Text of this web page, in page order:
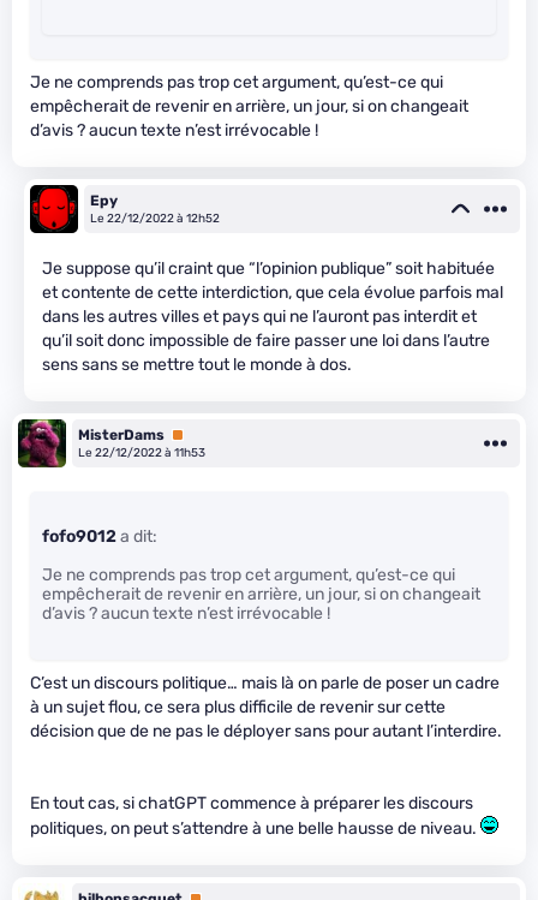
Je ne comprends pas trop cet argument, qu’est-ce qui
empêcherait de revenir en arrière, un jour, si on changeait
d’avis ? aucun texte n’est irrévocable !
Epy
Le 22/12/2022 à 12h52
Je suppose qu’il craint que “l’opinion publique” soit habituée
et contente de cette interdiction, que cela évolue parfois mal
dans les autres villes et pays qui ne l’auront pas interdit et
qu’il soit donc impossible de faire passer une loi dans l’autre
sens sans se mettre tout le monde à dos.
MisterDams Premium
Le 22/12/2022 à 11h53
fofo9012a dit:
Je ne comprends pas trop cet argument, qu’est-ce qui
empêcherait de revenir en arrière, un jour, si on changeait
d’avis ? aucun texte n’est irrévocable !
C’est un discours politique… mais là on parle de poser un cadre
à un sujet flou, ce sera plus difficile de revenir sur cette
décision que de ne pas le déployer sans pour autant l’interdire.
En tout cas, si chatGPT commence à préparer les discours
politiques, on peut s’attendre à une belle hausse de niveau.